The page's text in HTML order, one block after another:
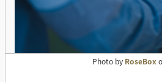
Photo by RoseBox